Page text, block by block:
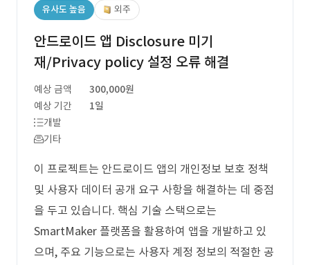
유사도 높음 외주
안드로이드 앱 Disclosure 미기
재/Privacy policy 설정 오류 해결
예상 금액
300,000원
예상 기간
1일
개발
기타
이 프로젝트는 안드로이드 앱의 개인정보 보호 정책
및 사용자 데이터 공개 요구 사항을 해결하는 데 중점
을 두고 있습니다. 핵심 기술 스택으로는
SmartMaker 플랫폼을 활용하여 앱을 개발하고 있
으며, 주요 기능으로는 사용자 계정 정보의 적절한 공